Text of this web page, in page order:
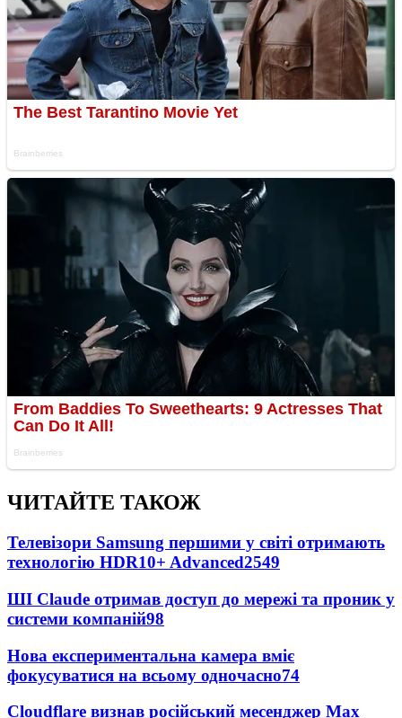
ЧИТАЙТЕ ТАКОЖ
Телевізори Samsung першими у світі отримають
технологію HDR10+ Advanced2549
ШІ Claude отримав доступ до мережі та проник у
системи компаній98
Нова експериментальна камера вміє
фокусуватися на всьому одночасно74
Cloudflare визнав російський месенджер Мах